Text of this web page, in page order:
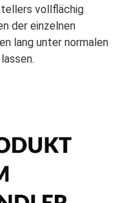
vollflächig
der einzelnen
lang unter normalen